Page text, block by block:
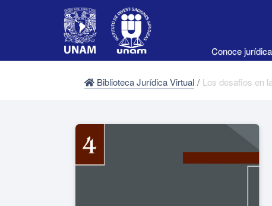
Conoce
Biblioteca Jurídica Virtual /